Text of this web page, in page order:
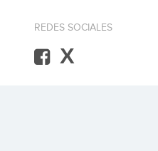
REDES SOCIALES
X